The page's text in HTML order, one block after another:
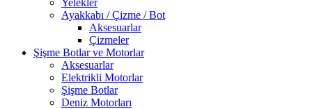
Yelekler
Ayakkabı / Çizme / Bot
Aksesuarlar
Çizmeler
Şişme Botlar ve Motorlar
Aksesuarlar
Elektrikli Motorlar
Şişme Botlar
Deniz Motorları